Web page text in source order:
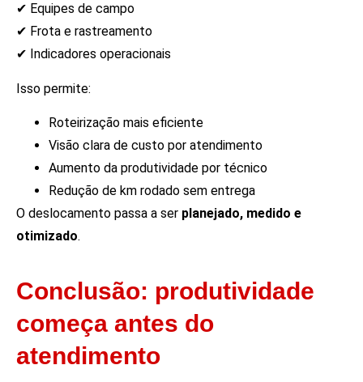
✔ Equipes de campo
✔ Frota e rastreamento
✔ Indicadores operacionais
Isso permite:
Roteirização mais eficiente
Visão clara de custo por atendimento
Aumento da produtividade por técnico
Redução de km rodado sem entrega
O deslocamento passa a ser planejado, medido e
otimizado.
Conclusão: produtividade
começa antes do
atendimento